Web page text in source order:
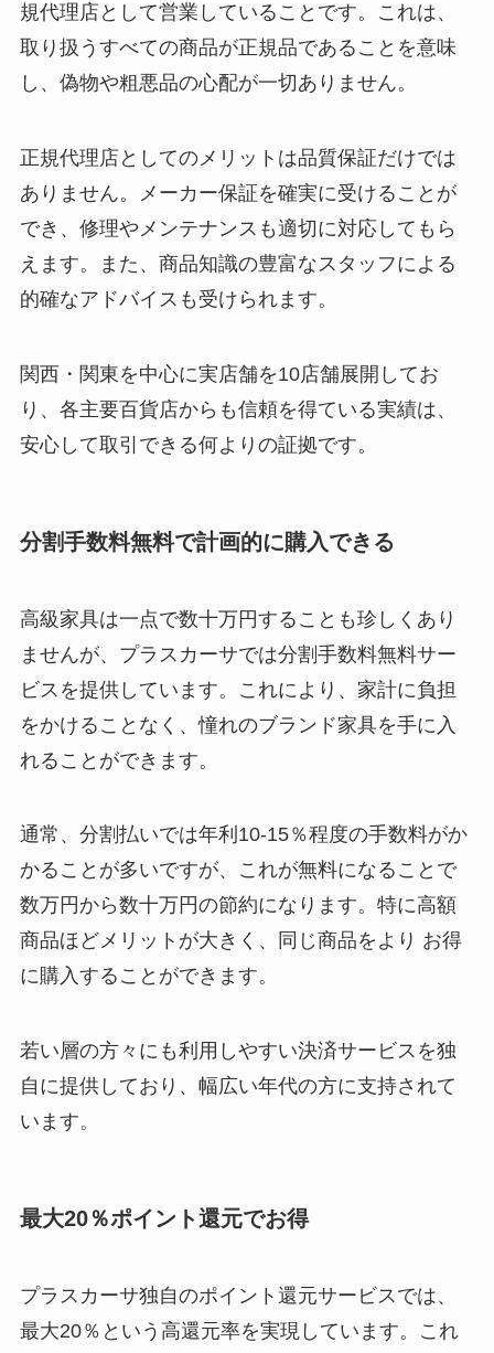
規代理店として営業していることです。これは、
取り扱うすべての商品が正規品であることを意味
し、偽物や粗悪品の心配が一切ありません。
正規代理店としてのメリットは品質保証だけでは
ありません。メーカー保証を確実に受けることが
でき、修理やメンテナンスも適切に対応してもら
えます。また、商品知識の豊富なスタッフによる
的確なアドバイスも受けられます。
関西・関東を中心に実店舗を10店舗展開してお
り、各主要百貨店からも信頼を得ている実績は、
安心して取引できる何よりの証拠です。
分割手数料無料で計画的に購入できる
高級家具は一点で数十万円することも珍しくあり
ませんが、プラスカーサでは分割手数料無料サー
ビスを提供しています。これにより、家計に負担
をかけることなく、憧れのブランド家具を手に入
れることができます。
通常、分割払いでは年利10-15％程度の手数料がか
かることが多いですが、これが無料になることで
数万円から数十万円の節約になります。特に高額
商品ほどメリットが大きく、同じ商品をより お得
に購入することができます。
若い層の方々にも利用しやすい決済サービスを独
自に提供しており、幅広い年代の方に支持されて
います。
最大20％ポイント還元でお得
プラスカーサ独自のポイント還元サービスでは、
最大20％という高還元率を実現しています。これ